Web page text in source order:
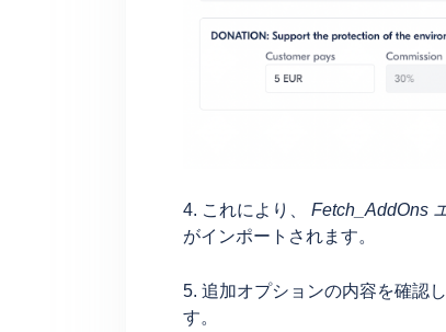
4. これにより、Fetch_AddOns
がインポートされます。
5. 追加オプションの内容を確認
す。